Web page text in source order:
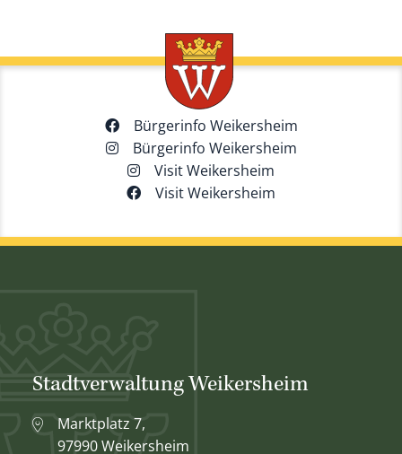
Bürgerinfo Weikersheim
Bürgerinfo Weikersheim
Visit Weikersheim
Visit Weikersheim
Stadtverwaltung Weikersheim
Marktplatz 7,
97990 Weikersheim